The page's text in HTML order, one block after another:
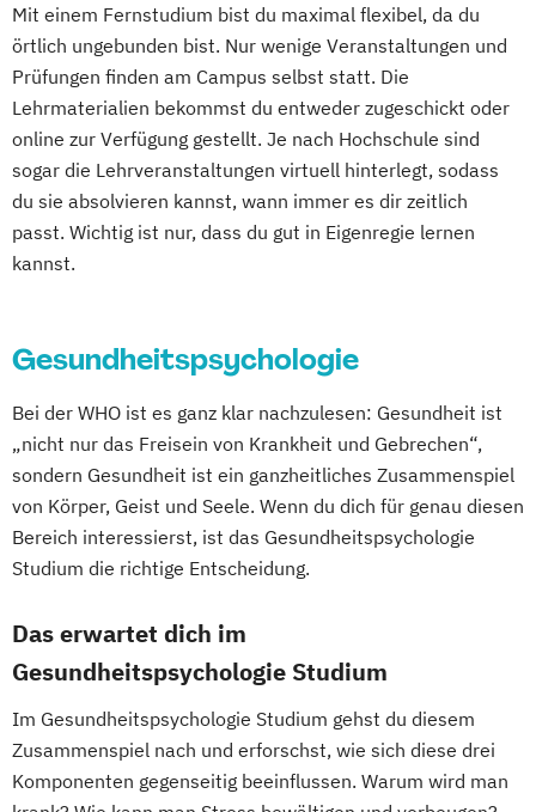
Psychologie mit Schwerpunkt
Pädagogische Psychologie
Wirtschaftspsychologie
Beratung & Coaching
Gesundheitspsychologie
Gesundheitspsychologie im Online-
Abendstudium
Lernpsychologie und integrative
Lerntherapie
Personalpsychologie und Human Resource
Intelligenz
Wirtschaftspsychologie im Online-
Mit einem Fernstudium bist du maximal flexibel, da du
örtlich ungebunden bist. Nur wenige Veranstaltungen und
Prüfungen finden am Campus selbst statt. Die
Lehrmaterialien bekommst du entweder zugeschickt oder
online zur Verfügung gestellt. Je nach Hochschule sind
sogar die Lehrveranstaltungen virtuell hinterlegt, sodass
du sie absolvieren kannst, wann immer es dir zeitlich
passt. Wichtig ist nur, dass du gut in Eigenregie lernen
kannst.
Gesundheitspsychologie
Bei der WHO ist es ganz klar nachzulesen: Gesundheit ist
„nicht nur das Freisein von Krankheit und Gebrechen“,
sondern Gesundheit ist ein ganzheitliches Zusammenspiel
von Körper, Geist und Seele. Wenn du dich für genau diesen
Bereich interessierst, ist das Gesundheitspsychologie
Studium die richtige Entscheidung.
Das erwartet dich im
Gesundheitspsychologie Studium
Im Gesundheitspsychologie Studium gehst du diesem
Zusammenspiel nach und erforschst, wie sich diese drei
Komponenten gegenseitig beeinflussen. Warum wird man